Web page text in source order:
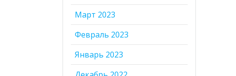
Март 2023
Февраль 2023
Январь 2023